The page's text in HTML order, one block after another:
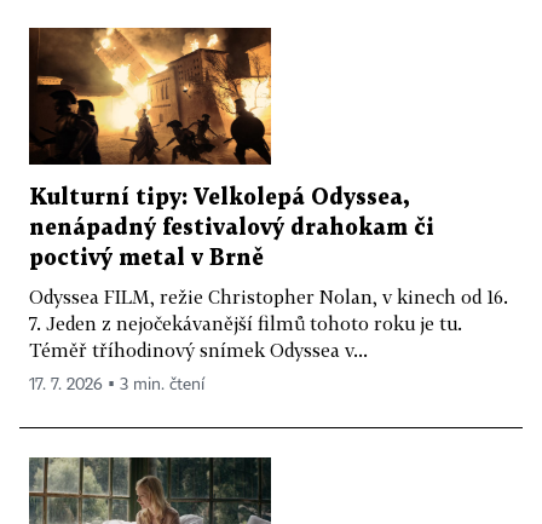
Kulturní tipy: Velkolepá Odyssea,
nenápadný festivalový drahokam či
poctivý metal v Brně
Odyssea FILM, režie Christopher Nolan, v kinech od 16.
7. Jeden z nejočekávanější filmů tohoto roku je tu.
Téměř tříhodinový snímek Odyssea v...
17. 7. 2026 ▪ 3 min. čtení